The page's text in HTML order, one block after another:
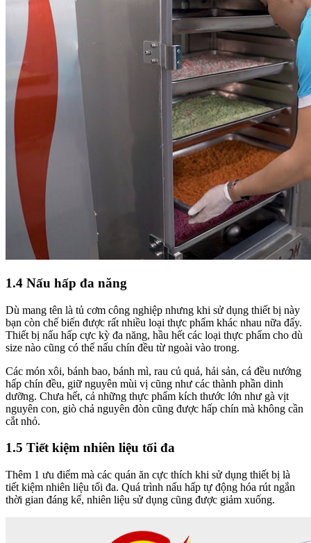
1.4 Nấu hấp đa năng
Dù mang tên là tủ cơm công nghiệp nhưng khi sử dụng thiết bị này
bạn còn chế biến được rất nhiều loại thực phẩm khác nhau nữa đấy.
Thiết bị nấu hấp cực kỳ đa năng, hầu hết các loại thực phẩm cho dù
size nào cũng có thể nấu chín đều từ ngoài vào trong.
Các món xôi, bánh bao, bánh mì, rau củ quả, hải sản, cá đều nướng
hấp chín đều, giữ nguyên mùi vị cũng như các thành phần dinh
dưỡng. Chưa hết, cả những thực phẩm kích thước lớn như gà vịt
nguyên con, giò chả nguyên đòn cũng được hấp chín mà không cần
cắt nhỏ.
1.5 Tiết kiệm nhiên liệu tối đa
Thêm 1 ưu điểm mà các quán ăn cực thích khi sử dụng thiết bị là
tiết kiệm nhiên liệu tối đa. Quá trình nấu hấp tự động hóa rút ngắn
thời gian đáng kể, nhiên liệu sử dụng cũng được giảm xuống.